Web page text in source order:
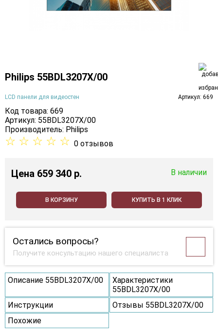
Philips 55BDL3207X/00
LCD панели для видеостен Артикул: 669
Код товара: 669
Артикул: 55BDL3207X/00
Производитель: Philips
☆ ☆ ☆ ☆ ☆ 0 отзывов
Цена 659 340 p. В наличии
В КОРЗИНУ КУПИТЬ В 1 КЛИК
Остались вопросы?
Получите консультацию нашего специалиста
Описание 55BDL3207X/00
Характеристики
55BDL3207X/00
Инструкции
Отзывы 55BDL3207X/00
Похожие